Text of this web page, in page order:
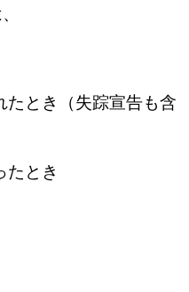
たとき（失踪宣告も含
たとき